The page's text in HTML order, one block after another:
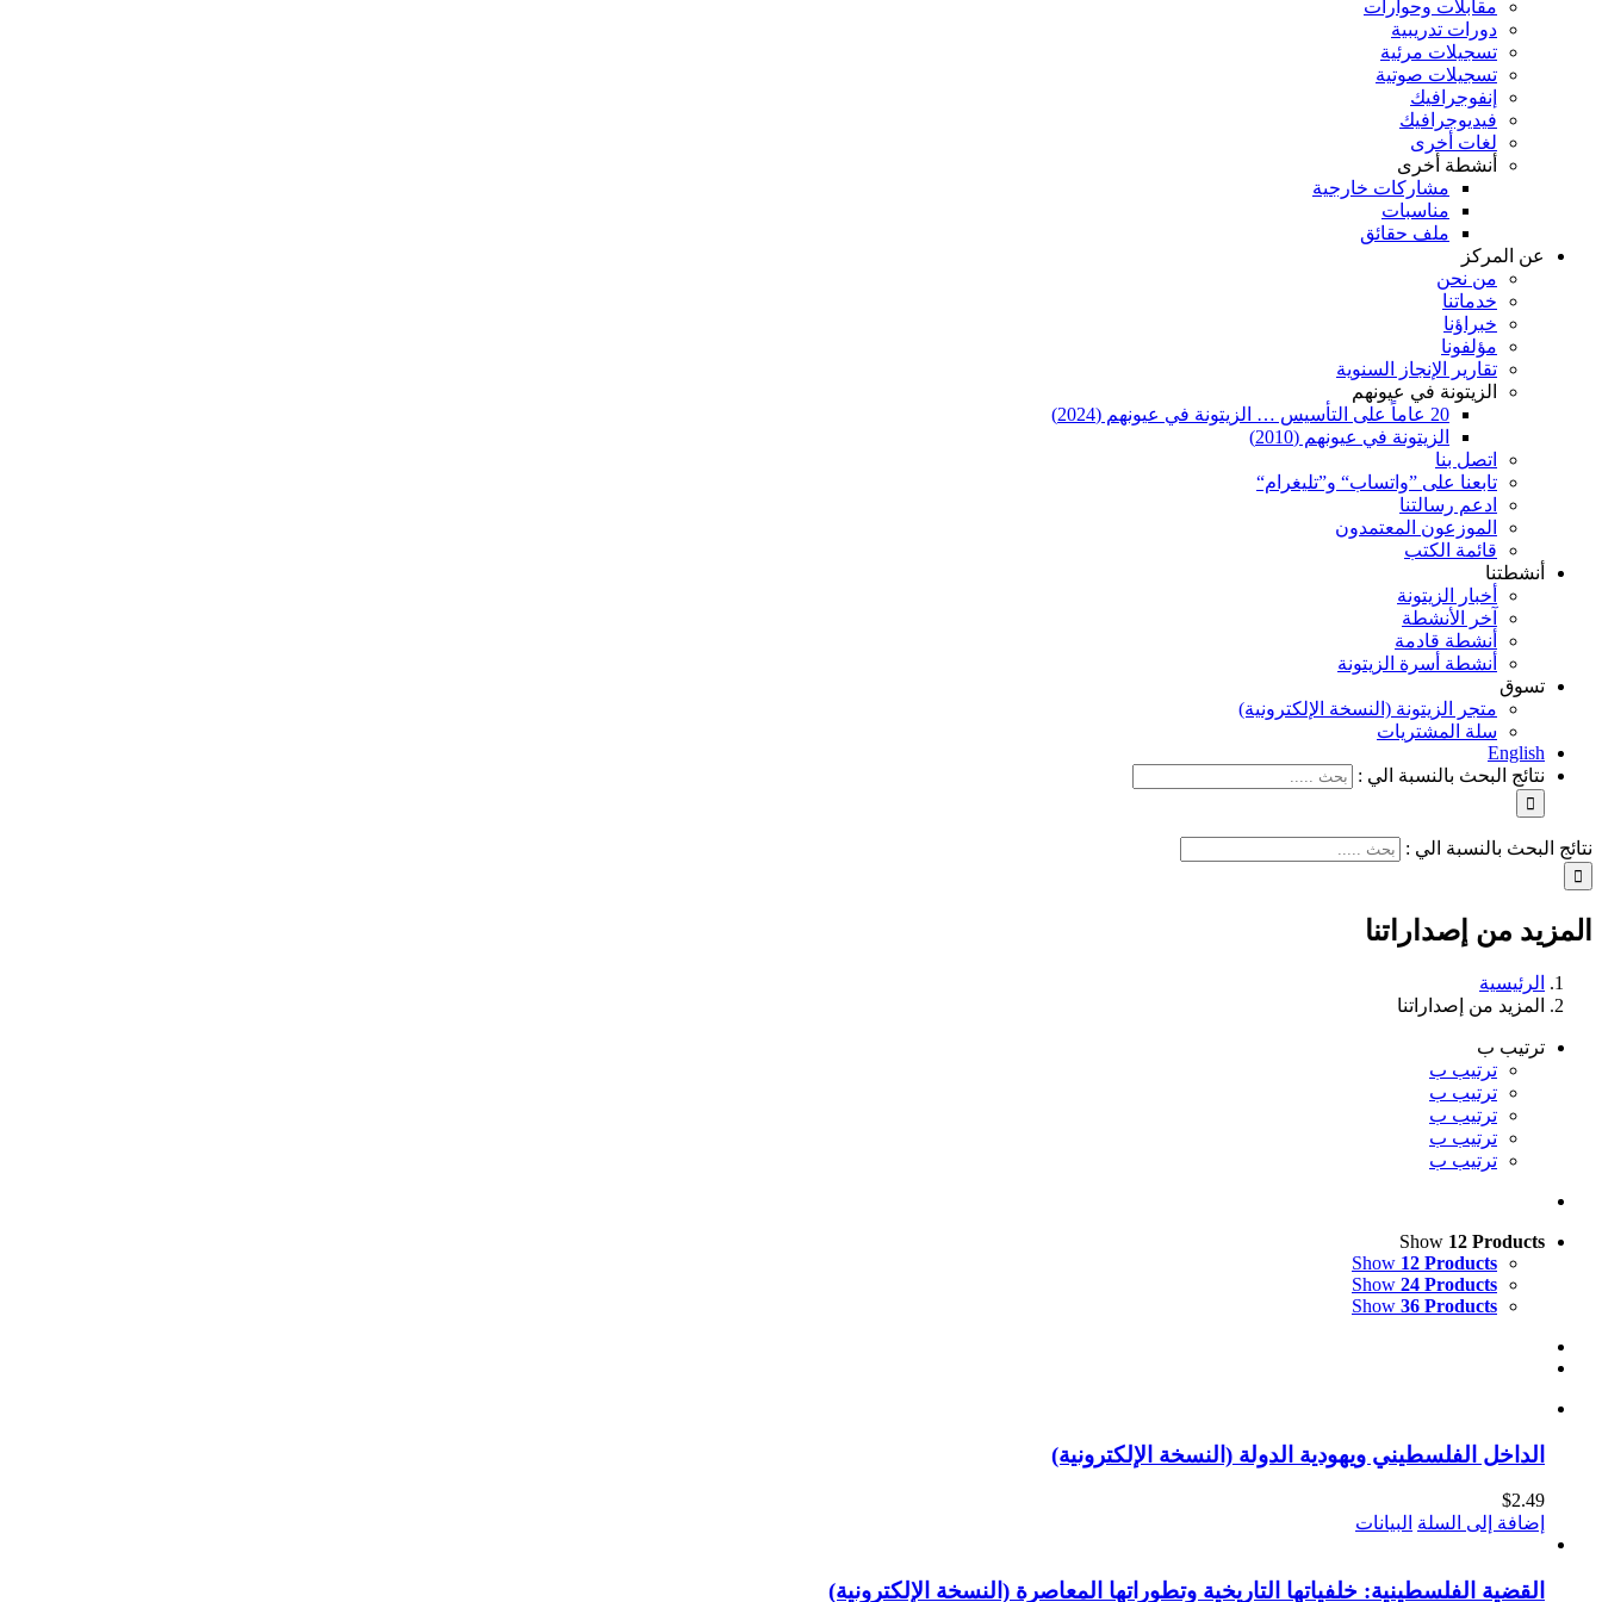
مقابلات وحوارات
دورات تدريبية
تسجيلات مرئية
تسجيلات صوتية
إنفوجرافيك
فيديوجرافيك
لغات أخرى
أنشطة أخرى
مشاركات خارجية
مناسبات
ملف حقائق
عن المركز
من نحن
خدماتنا
خبراؤنا
مؤلفونا
تقارير الإنجاز السنوية
الزيتونة في عيونهم
20 عاماً على التأسيس … الزيتونة في عيونهم (2024)
الزيتونة في عيونهم (2010)
اتصل بنا
تابعنا على ”واتساب“ و”تليغرام“
ادعم رسالتنا
الموزعون المعتمدون
قائمة الكتب
أنشطتنا
أخبار الزيتونة
آخر الأنشطة
أنشطة قادمة
أنشطة أسرة الزيتونة
تسوق
متجر الزيتونة (النسخة الإلكترونية)
سلة المشتريات
English
نتائج البحث بالنسبة الي :
نتائج البحث بالنسبة الي :
المزيد من إصداراتنا
الرئيسية
المزيد من إصداراتنا
ترتيب ب
ترتيب ب
ترتيب ب
ترتيب ب
ترتيب ب
ترتيب ب
Show 12 Products
Show 12 Products
Show 24 Products
Show 36 Products
الداخل الفلسطيني ويهودية الدولة (النسخة الإلكترونية)
$2.49
إضافة إلى السلة البيانات
القضية الفلسطينية: خلفياتها التاريخية وتطوراتها المعاصرة (النسخة الإلكترونية)